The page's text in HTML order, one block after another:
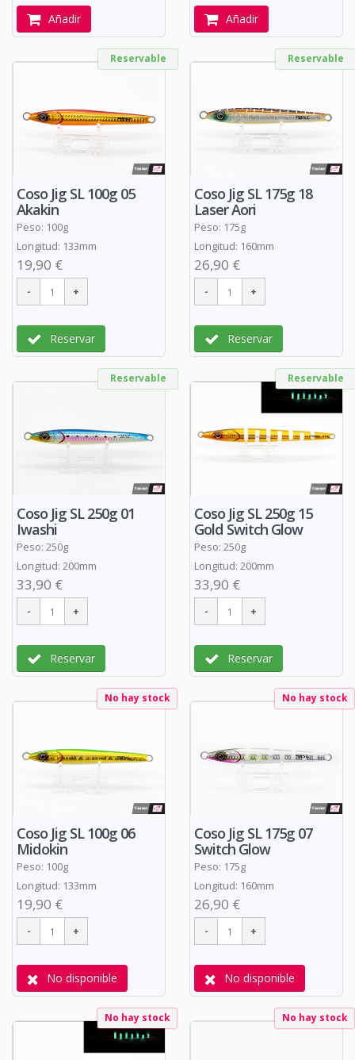
Añadir Añadir
Reservable
Coso Jig SL 100g 05
Akakin
Peso: 100g
Longitud: 133mm
19,90 €
Reservar
Reservable
Coso Jig SL 175g 18
Laser Aori
Peso: 175g
Longitud: 160mm
26,90 €
Reservar
Reservable
Coso Jig SL 250g 01
Iwashi
Peso: 250g
Longitud: 200mm
33,90 €
Reservar
Reservable
Coso Jig SL 250g 15
Gold Switch Glow
Peso: 250g
Longitud: 200mm
33,90 €
Reservar
No hay stock
Coso Jig SL 100g 06
Midokin
Peso: 100g
Longitud: 133mm
19,90 €
No disponible
No hay stock
Coso Jig SL 175g 07
Switch Glow
Peso: 175g
Longitud: 160mm
26,90 €
No disponible
No hay stock No hay stock